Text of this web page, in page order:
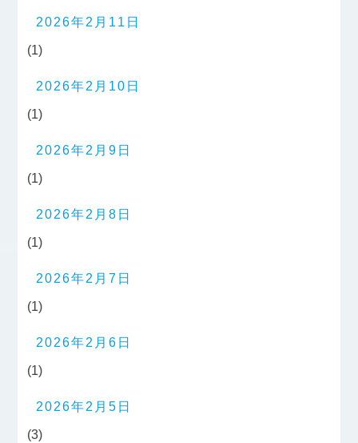
2026年2月11日
(1)
2026年2月10日
(1)
2026年2月9日
(1)
2026年2月8日
(1)
2026年2月7日
(1)
2026年2月6日
(1)
2026年2月5日
(3)